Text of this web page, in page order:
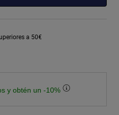
a 50€
y obtén un -10%